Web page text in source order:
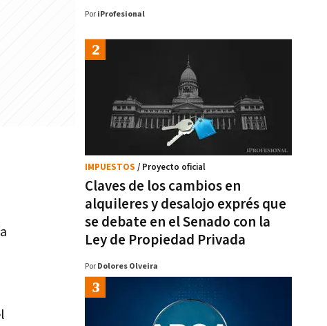
Por iProfesional
Claves de los cambios en
alquileres y desalojo exprés que
se debate en el Senado con la
Ley de Propiedad Privada
IMPUESTOS / Proyecto oficial
Por Dolores Olveira